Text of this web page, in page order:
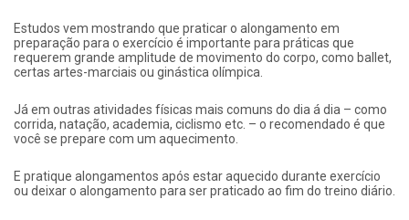
Estudos vem mostrando que praticar o alongamento em
preparação para o exercício é importante para práticas que
requerem grande amplitude de movimento do corpo, como ballet,
certas artes-marciais ou ginástica olímpica.
Já em outras atividades físicas mais comuns do dia á dia – como
corrida, natação, academia, ciclismo etc. – o recomendado é que
você se prepare com um aquecimento.
E pratique alongamentos após estar aquecido durante exercício
ou deixar o alongamento para ser praticado ao fim do treino diário.